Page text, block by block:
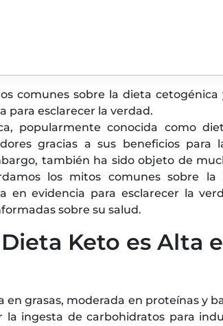
comunes sobre la dieta
para esclarecer la verdad.
popularmente conocida como
gracias a sus beneficios
también ha sido objeto de
los mitos comunes sobre
en evidencia para esclarecer la
sobre su salud.
Dieta Keto es Alta
en grasas, moderada en proteínas y
la ingesta de carbohidratos para